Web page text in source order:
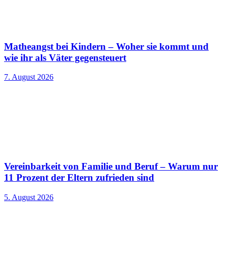
Matheangst bei Kindern – Woher sie kommt und
wie ihr als Väter gegensteuert
7. August 2026
Vereinbarkeit von Familie und Beruf – Warum nur
11 Prozent der Eltern zufrieden sind
5. August 2026